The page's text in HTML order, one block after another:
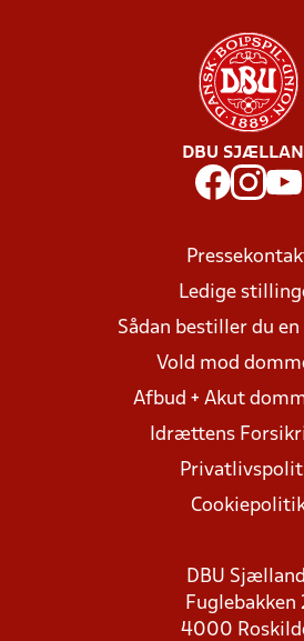
DBU
Ledige
Sådan bestiller du
Vold mod
Afbud + Akut
Idrættens
DBU Sjælland
Fuglebakken
4000